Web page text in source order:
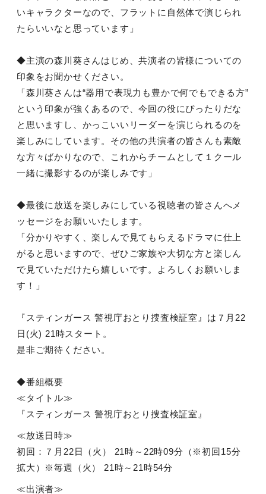
いキャラクターなので、フラットに自然体で演じられ
たらいいなと思っています」
◆主演の森川葵さんはじめ、共演者の皆様についての
印象をお聞かせください。
「森川葵さんは“器用で表現力も豊かで何でもできる方”
という印象が強くあるので、今回の役にぴったりだな
と思いますし、かっこいいリーダーを演じられるのを
楽しみにしています。その他の共演者の皆さんも素敵
な方々ばかりなので、これからチームとして１クール
一緒に撮影するのが楽しみです」
◆最後に放送を楽しみにしている視聴者の皆さんへメ
ッセージをお願いいたします。
「分かりやすく、楽しんで見てもらえるドラマに仕上
がると思いますので、ぜひご家族や大切な方と楽しん
で見ていただけたら嬉しいです。よろしくお願いしま
す！」
『スティンガース 警視庁おとり捜査検証室』は７月 22
日 (火) 21時スタート。
是非ご期待ください。
◆番組概要
≪タイトル≫
『スティンガース 警視庁おとり捜査検証室』
≪放送日時≫
初回：７月 22日（火） 21時～ 22時09分（ ※初回15分
拡大）※毎週（火）
21時～ 21時54分
≪出演者≫